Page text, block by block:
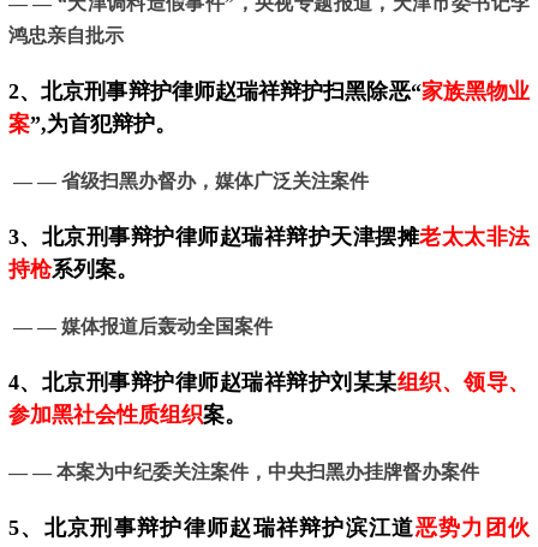
鸿忠亲自批示
2、北京刑事辩护律师赵瑞祥辩护扫黑除恶“家族黑物业
案”,为首犯辩护。
— — 省级扫黑办督办，媒体广泛关注案件
3、 北京刑事辩护律师赵瑞祥辩护天津摆摊老太太非法
持枪系列案。
— — 媒体报道后轰动全国案件
4、 北京刑事辩护律师赵瑞祥辩护刘某某组织、领导、
参加黑社会性质组织案。
— — 本案为中纪委关注案件，中央扫黑办挂牌督办案件
5、 北京刑事辩护律师赵瑞祥辩护滨江道恶势力团伙